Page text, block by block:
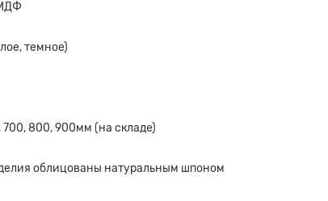
темное)
800, 900мм (на складе)
облицованы натуральным шпоном